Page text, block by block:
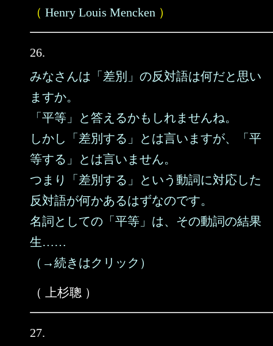
（ Henry Louis Mencken ）
26.
みなさんは「差別」の反対語は何だと思い
ますか。
「平等」と答えるかもしれませんね。
しかし「差別する」とは言いますが、「平
等する」とは言いません。
つまり「差別する」という動詞に対応した
反対語が何かあるはずなのです。
名詞としての「平等」は、その動詞の結果
生……
（→続きはクリック）
（ 上杉聰 ）
27.